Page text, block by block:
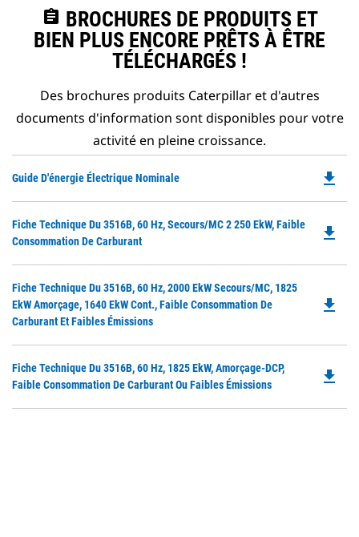
assignment BROCHURES DE PRODUITS ET
BIEN PLUS ENCORE PRÊTS À ÊTRE
TÉLÉCHARGÉS !
Des brochures produits Caterpillar et d'autres
documents d'information sont disponibles pour votre
activité en pleine croissance.
Guide D'énergie Électrique Nominale file_download
Fiche Technique Du 3516B, 60 Hz, Secours/MC 2 250 EkW, Faible
Consommation De Carburant
file_download
Fiche Technique Du 3516B, 60 Hz, 2000 EkW Secours/MC, 1825
EkW Amorçage, 1640 EkW Cont., Faible Consommation De
Carburant Et Faibles Émissions
file_download
Fiche Technique Du 3516B, 60 Hz, 1825 EkW, Amorçage-DCP,
Faible Consommation De Carburant Ou Faibles Émissions
file_download